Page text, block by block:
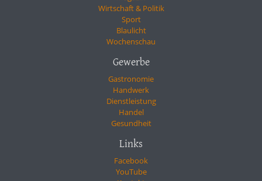
Wirtschaft & Politik
Sport
Blaulicht
Wochenschau
Gewerbe
Gastronomie
Handwerk
Dienstleistung
Handel
Gesundheit
Links
Facebook
YouTube